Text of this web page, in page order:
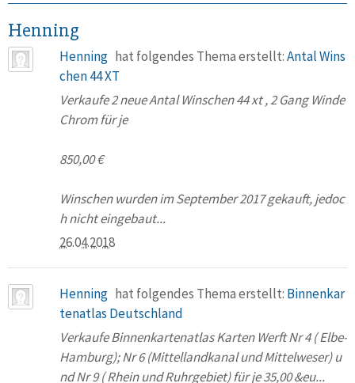
Henning
Henning hat folgendes Thema erstellt:Antal Wins
chen 44 XT
Verkaufe 2 neue Antal Winschen 44 xt , 2 Gang Winde
Chrom für je
850,00 €
Winschen wurden im September 2017 gekauft, jedoc
h nicht eingebaut...
26.04.2018
Henning hat folgendes Thema erstellt: Binnenkar
tenatlas Deutschland
Verkaufe Binnenkartenatlas Karten Werft Nr 4 ( Elbe-
Hamburg); Nr 6 (Mittellandkanal und Mittelweser) u
nd Nr 9 ( Rhein und Ruhrgebiet) für je 35,00 &eu...